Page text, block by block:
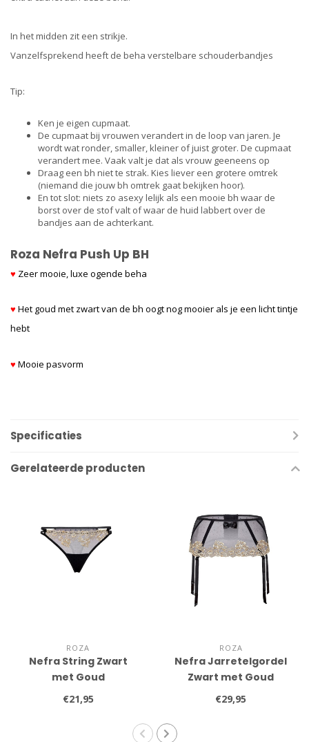
In het midden zit een strikje.
Vanzelfsprekend heeft de beha verstelbare schouderbandjes
Tip:
Ken je eigen cupmaat.
De cupmaat bij vrouwen verandert in de loop van jaren. Je
wordt wat ronder, smaller, kleiner of juist groter. De cupmaat
verandert mee. Vaak valt je dat als vrouw geeneens op
Draag een bh niet te strak. Kies liever een grotere omtrek
(niemand die jouw bh omtrek gaat bekijken hoor).
En tot slot: niets zo asexy lelijk als een mooie bh waar de
borst over de stof valt of waar de huid labbert over de
bandjes aan de achterkant.
Roza Nefra Push Up BH
♥ Zeer mooie, luxe ogende beha
♥ Het goud met zwart van de bh oogt nog mooier als je een licht tintje
hebt
♥ Mooie pasvorm
Specificaties
Gerelateerde producten
ROZA
Nefra String Zwart
met Goud
€21,95
ROZA
Nefra Jarretelgordel
Zwart met Goud
€29,95